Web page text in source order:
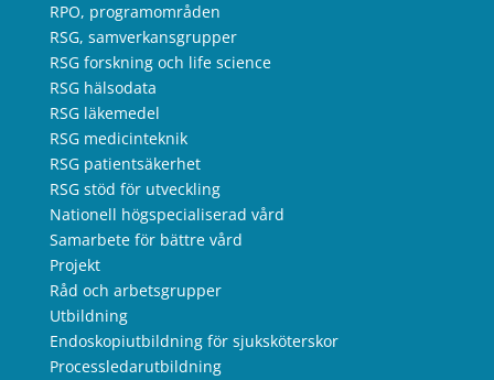
RPO, programområden
RSG, samverkansgrupper
RSG forskning och life science
RSG hälsodata
RSG läkemedel
RSG medicinteknik
RSG patientsäkerhet
RSG stöd för utveckling
Nationell högspecialiserad vård
Samarbete för bättre vård
Projekt
Råd och arbetsgrupper
Utbildning
Endoskopiutbildning för sjuksköterskor
Processledarutbildning